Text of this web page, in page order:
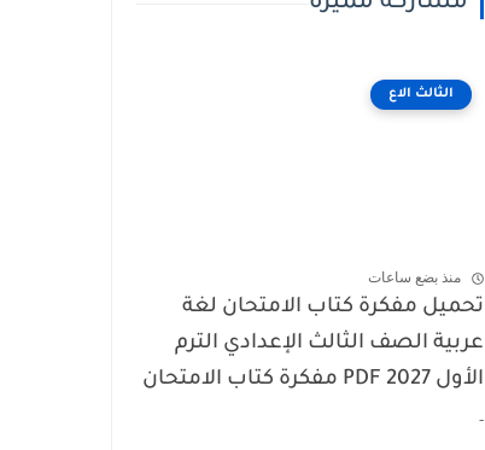
الثالث الاع
منذ بضع ساعات
تحميل مفكرة كتاب الامتحان لغة
عربية الصف الثالث الإعدادي الترم
الأول 2027 PDF مفكرة كتاب الامتحان
عربى تالتة إعدادي-